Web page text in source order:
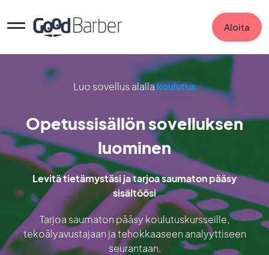
Aloita
Luo sovellus alallakoulutus
Opetussisällön sovelluksen
luominen
Levitä tietämystäsi ja tarjoa saumaton pääsy
sisältöösi
Tarjoa saumaton pääsy koulutuskursseille,
tekoälyavustajaan ja tehokkaaseen analyyttiseen
seurantaan.